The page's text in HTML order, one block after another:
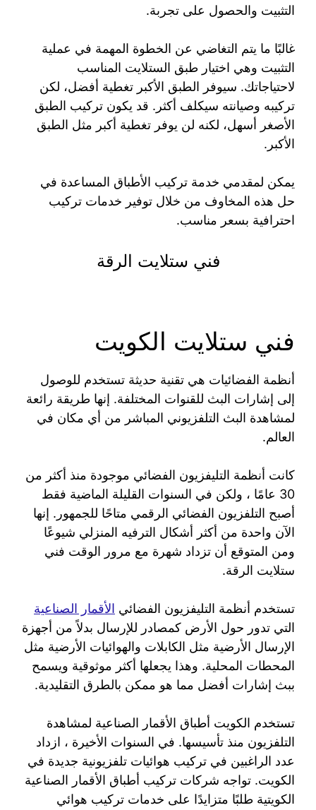
التثبيت والحصول على تجربة.
غالبًا ما يتم التغاضي عن الخطوة المهمة في عملية
التثبيت وهي اختيار طبق الستلايت المناسب
لاحتياجاتك. سيوفر الطبق الأكبر تغطية أفضل، لكن
تركيبه وصيانته سيكلف أكثر. قد يكون تركيب الطبق
الأصغر أسهل، لكنه لن يوفر تغطية أكبر مثل الطبق
الأكبر.
يمكن لمقدمي خدمة تركيب الأطباق المساعدة في
حل هذه المخاوف من خلال توفير خدمات تركيب
احترافية بسعر مناسب.
فني ستلايت الرقة
فني ستلايت الكويت
أنظمة الفضائيات هي تقنية حديثة تستخدم للوصول
إلى إشارات البث للقنوات المختلفة. إنها طريقة رائعة
لمشاهدة البث التلفزيوني المباشر من أي مكان في
العالم.
كانت أنظمة التليفزيون الفضائي موجودة منذ أكثر من
30 عامًا ، ولكن في السنوات القليلة الماضية فقط
أصبح التلفزيون الفضائي الرقمي متاحًا للجمهور. إنها
الآن واحدة من أكثر أشكال الترفيه المنزلي شيوعًا
ومن المتوقع أن تزداد شهرة مع مرور الوقت فني
ستلايت الرقة.
تستخدم أنظمة التليفزيون الفضائي الأقمار الصناعية
التي تدور حول الأرض كمصادر للإرسال بدلاً من أجهزة
الإرسال الأرضية مثل الكابلات والهوائيات الأرضية مثل
المحطات المحلية. وهذا يجعلها أكثر موثوقية ويسمح
ببث إشارات أفضل مما هو ممكن بالطرق التقليدية.
تستخدم الكويت أطباق الأقمار الصناعية لمشاهدة
التلفزيون منذ تأسيسها. في السنوات الأخيرة ، ازداد
عدد الراغبين في تركيب هوائيات تلفزيونية جديدة في
الكويت. تواجه شركات تركيب أطباق الأقمار الصناعية
الكويتية طلبًا متزايدًا على خدمات تركيب هوائي